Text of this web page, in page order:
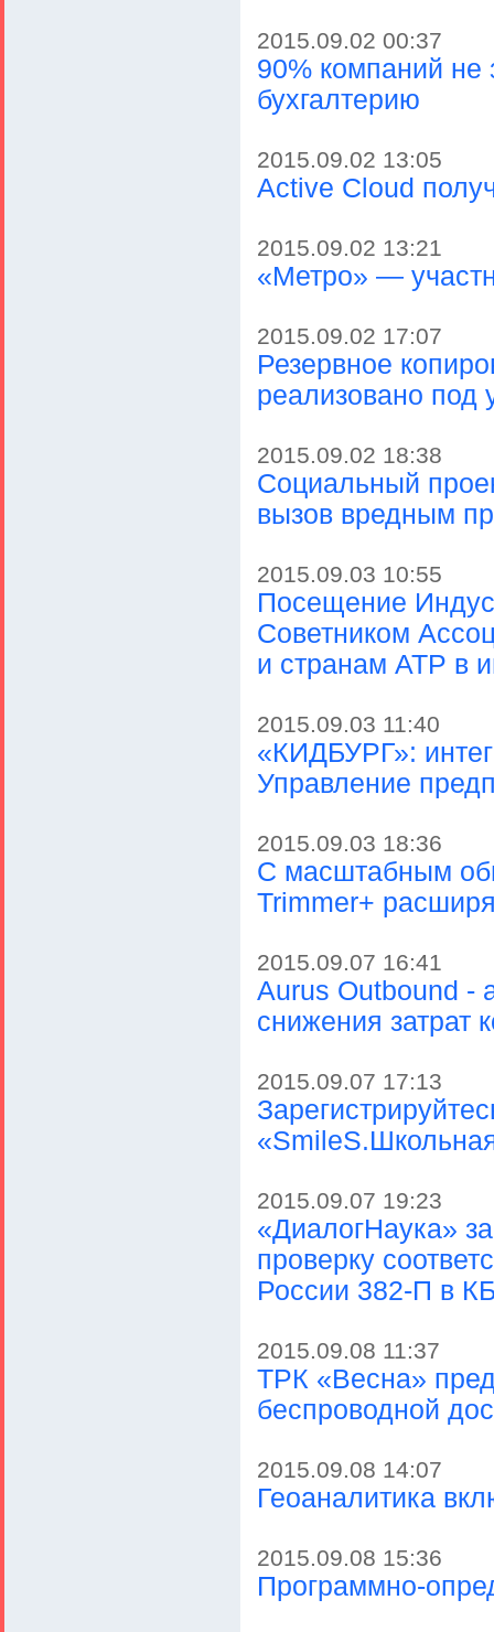
2015.09.02 00:37
90% компаний не
бухгалтерию
2015.09.02 13:05
Active Cloud
2015.09.02 13:21
«Метро» —
2015.09.02 17:07
Резервное
реализовано под
2015.09.02 18:38
Социальный
вызов вредным
2015.09.03 10:55
Посещение
Советником
и странам АТР в
2015.09.03 11:40
«КИДБУРГ»:
Управление
2015.09.03 18:36
С масштабным
Trimmer+
2015.09.07 16:41
Aurus Outbound -
снижения затрат
2015.09.07 17:13
2015.09.07 19:23
«ДиалогНаука»
проверку
России 382-П в
2015.09.08 11:37
ТРК «Весна»
беспроводной
2015.09.08 14:07
Геоаналитика
2015.09.08 15:36
Программно-